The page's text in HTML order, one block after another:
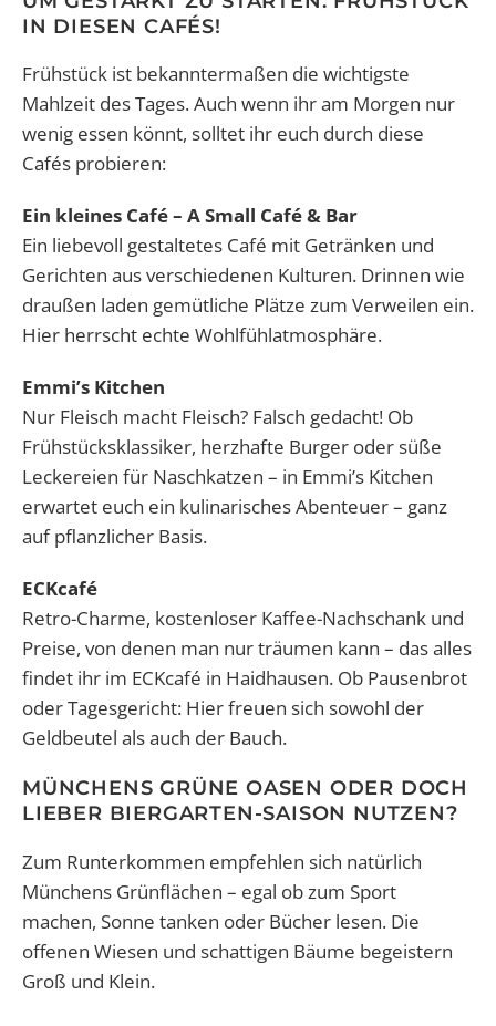
IN DIESEN CAFÉS!
Frühstück ist bekanntermaßen die wichtigste
Mahlzeit des Tages. Auch wenn ihr am Morgen nur
wenig essen könnt, solltet ihr euch durch diese
Cafés probieren:
Ein kleines Café – A Small Café & Bar
Ein liebevoll gestaltetes Café mit Getränken und
Gerichten aus verschiedenen Kulturen. Drinnen wie
draußen laden gemütliche Plätze zum Verweilen ein.
Hier herrscht echte Wohlfühlatmosphäre.
Emmi’s Kitchen
Nur Fleisch macht Fleisch? Falsch gedacht! Ob
Frühstücksklassiker, herzhafte Burger oder süße
Leckereien für Naschkatzen – in Emmi’s Kitchen
erwartet euch ein kulinarisches Abenteuer – ganz
auf pflanzlicher Basis.
ECKcafé
Retro-Charme, kostenloser Kaffee-Nachschank und
Preise, von denen man nur träumen kann – das alles
findet ihr im ECKcafé in Haidhausen. Ob Pausenbrot
oder Tagesgericht: Hier freuen sich sowohl der
Geldbeutel als auch der Bauch.
MÜNCHENS GRÜNE OASEN ODER DOCH
LIEBER BIERGARTEN-SAISON NUTZEN?
Zum Runterkommen empfehlen sich natürlich
Münchens Grünflächen – egal ob zum Sport
machen, Sonne tanken oder Bücher lesen. Die
offenen Wiesen und schattigen Bäume begeistern
Groß und Klein.